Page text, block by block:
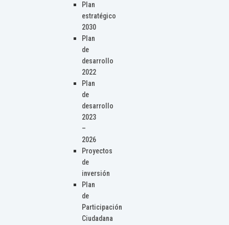
Plan
estratégico
2030
Plan
de
desarrollo
2022
Plan
de
desarrollo
2023
–
2026
Proyectos
de
inversión
Plan
de
Participación
Ciudadana